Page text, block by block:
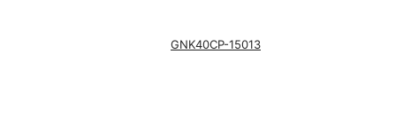
GNK40CP-15013